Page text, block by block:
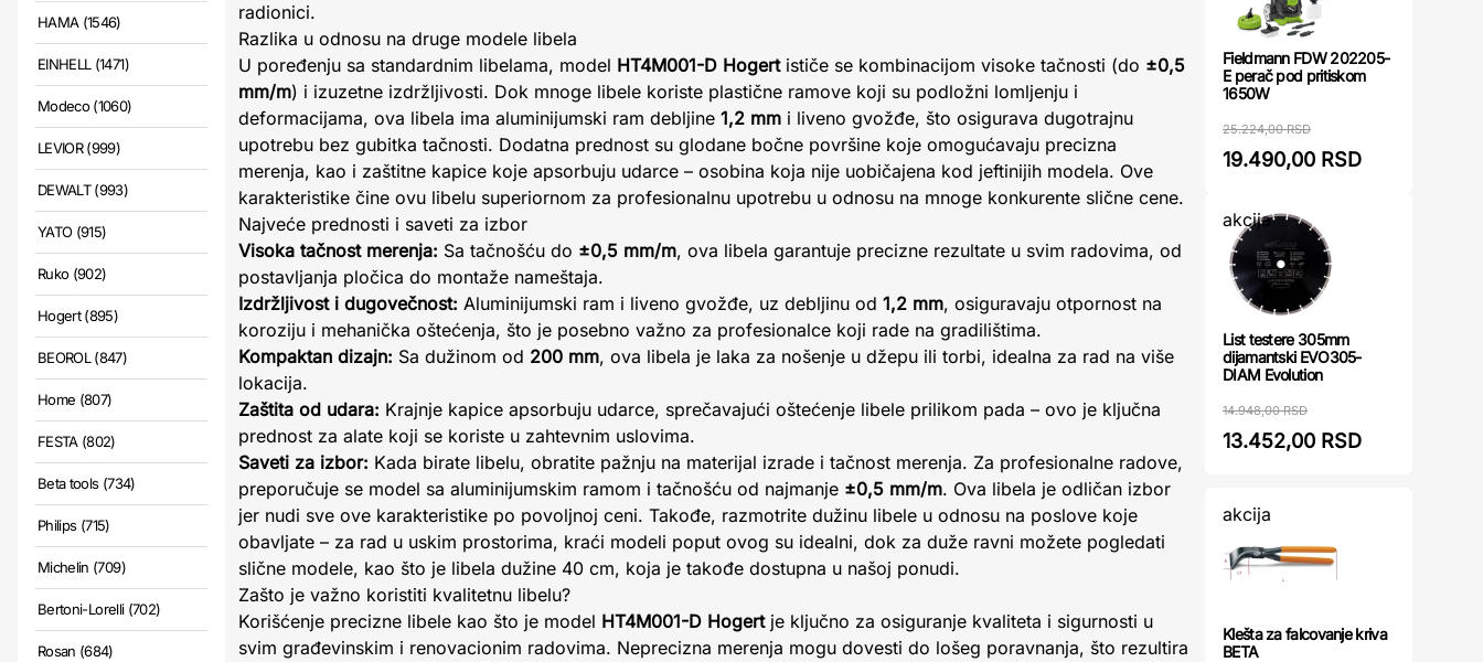
HAMA (1546)
EINHELL (1471)
Modeco (1060)
LEVIOR (999)
DEWALT (993)
YATO (915)
Ruko (902)
Hogert (895)
BEOROL (847)
Home (807)
FESTA (802)
Beta tools (734)
Philips (715)
Michelin (709)
Bertoni-Lorelli (702)
Rosan (684)
radionici.
Razlika u odnosu na druge modele libela
U poređenju sa standardnim libelama, model HT4M001-D Hogertističe se kombinacijom visoke tačnosti (do ±0,5
mm/m) i izuzetne izdržljivosti. Dok mnoge libele koriste plastične ramove koji su podložni lomljenju i
deformacijama, ova libela ima aluminijumski ram debljine 1,2 mm i liveno gvožđe, što osigurava dugotrajnu
upotrebu bez gubitka tačnosti. Dodatna prednost su glodane bočne površine koje omogućavaju precizna
merenja, kao i zaštitne kapice koje apsorbuju udarce – osobina koja nije uobičajena kod jeftinijih modela. Ove
karakteristike čine ovu libelu superiornom za profesionalnu upotrebu u odnosu na mnoge konkurente slične cene.
Najveće prednosti i saveti za izbor
Visoka tačnost merenja: Sa tačnošću do ±0,5 mm/m, ova libela garantuje precizne rezultate u svim radovima, od
postavljanja pločica do montaže nameštaja.
Izdržljivost i dugovečnost: Aluminijumski ram i liveno gvožđe, uz debljinu od 1,2 mm, osiguravaju otpornost na
koroziju i mehanička oštećenja, što je posebno važno za profesionalce koji rade na gradilištima.
Kompaktan dizajn: Sa dužinom od 200 mm, ova libela je laka za nošenje u džepu ili torbi, idealna za rad na više
lokacija.
Zaštita od udara: Krajnje kapice apsorbuju udarce, sprečavajući oštećenje libele prilikom pada – ovo je ključna
prednost za alate koji se koriste u zahtevnim uslovima.
Saveti za izbor: Kada birate libelu, obratite pažnju na materijal izrade i tačnost merenja. Za profesionalne radove,
preporučuje se model sa aluminijumskim ramom i tačnošću od najmanje ±0,5 mm/m. Ova libela je odličan izbor
jer nudi sve ove karakteristike po povoljnoj ceni. Takođe, razmotrite dužinu libele u odnosu na poslove koje
obavljate – za rad u uskim prostorima, kraći modeli poput ovog su idealni, dok za duže ravni možete pogledati
slične modele, kao što je libela dužine 40 cm, koja je takođe dostupna u našoj ponudi.
Zašto je važno koristiti kvalitetnu libelu?
Korišćenje precizne libele kao što je model HT4M001-D Hogertje ključno za osiguranje kvaliteta i sigurnosti u
svim građevinskim i renovacionim radovima. Neprecizna merenja mogu dovesti do lošeg poravnanja, što rezultira
Fieldmann FDW 202205-
E perač pod pritiskom
1650W
25.224,00 RSD
19.490,00 RSD
akcija
List testere 305mm
dijamantski EVO305-
DIAM Evolution
14.948,00 RSD
13.452,00 RSD
akcija
Klešta za falcovanje kriva
BETA